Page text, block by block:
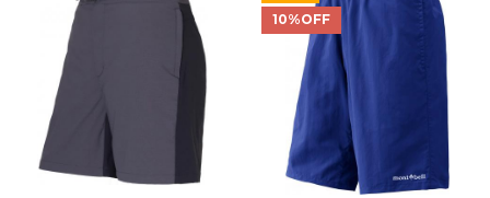
10%OFF